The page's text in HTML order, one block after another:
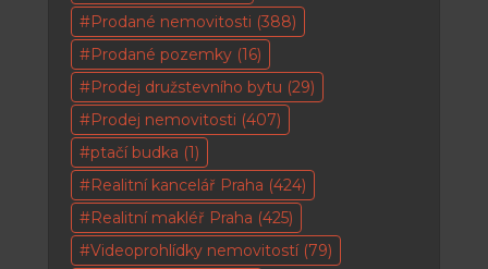
Prodané nemovitosti (388)
Prodané pozemky (16)
Prodej družstevního bytu (29)
Prodej nemovitosti (407)
ptačí budka (1)
Realitní kancelář Praha (424)
Realitní makléř Praha (425)
Videoprohlídky nemovitostí(79)